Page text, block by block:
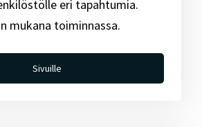
eri tapahtumia.
mukana toiminnassa.
Sivuille